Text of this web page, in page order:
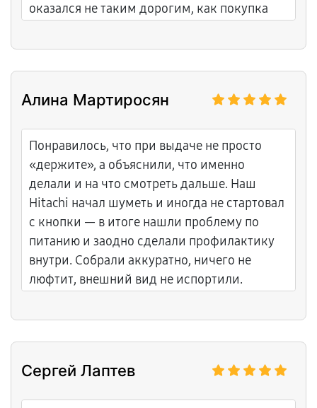
оказался не таким дорогим, как покупка
и дополнительно закрепил шлейф, чтобы
целиком. Экран теперь показывает четко,
Алина Мартиросян
Понравилось, что при выдаче не просто
«держите», а объяснили, что именно
делали и на что смотреть дальше. Наш
Hitachi начал шуметь и иногда не стартовал
с кнопки — в итоге нашли проблему по
питанию и заодно сделали профилактику
внутри. Собрали аккуратно, ничего не
люфтит, внешний вид не испортили.
Сергей Лаптев